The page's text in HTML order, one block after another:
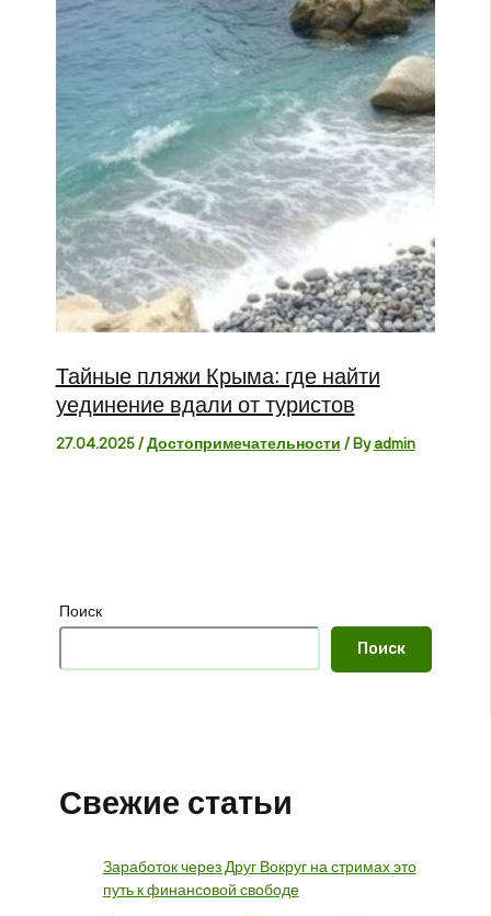
Тайные пляжи Крыма: где найти
уединение вдали от туристов
27.04.2025/Достопримечательности / Byadmin
Поиск
Поиск
Свежие статьи
Заработок через Друг Вокруг на стримах это
путь к финансовой свободе